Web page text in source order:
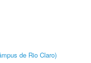
de Rio Claro)